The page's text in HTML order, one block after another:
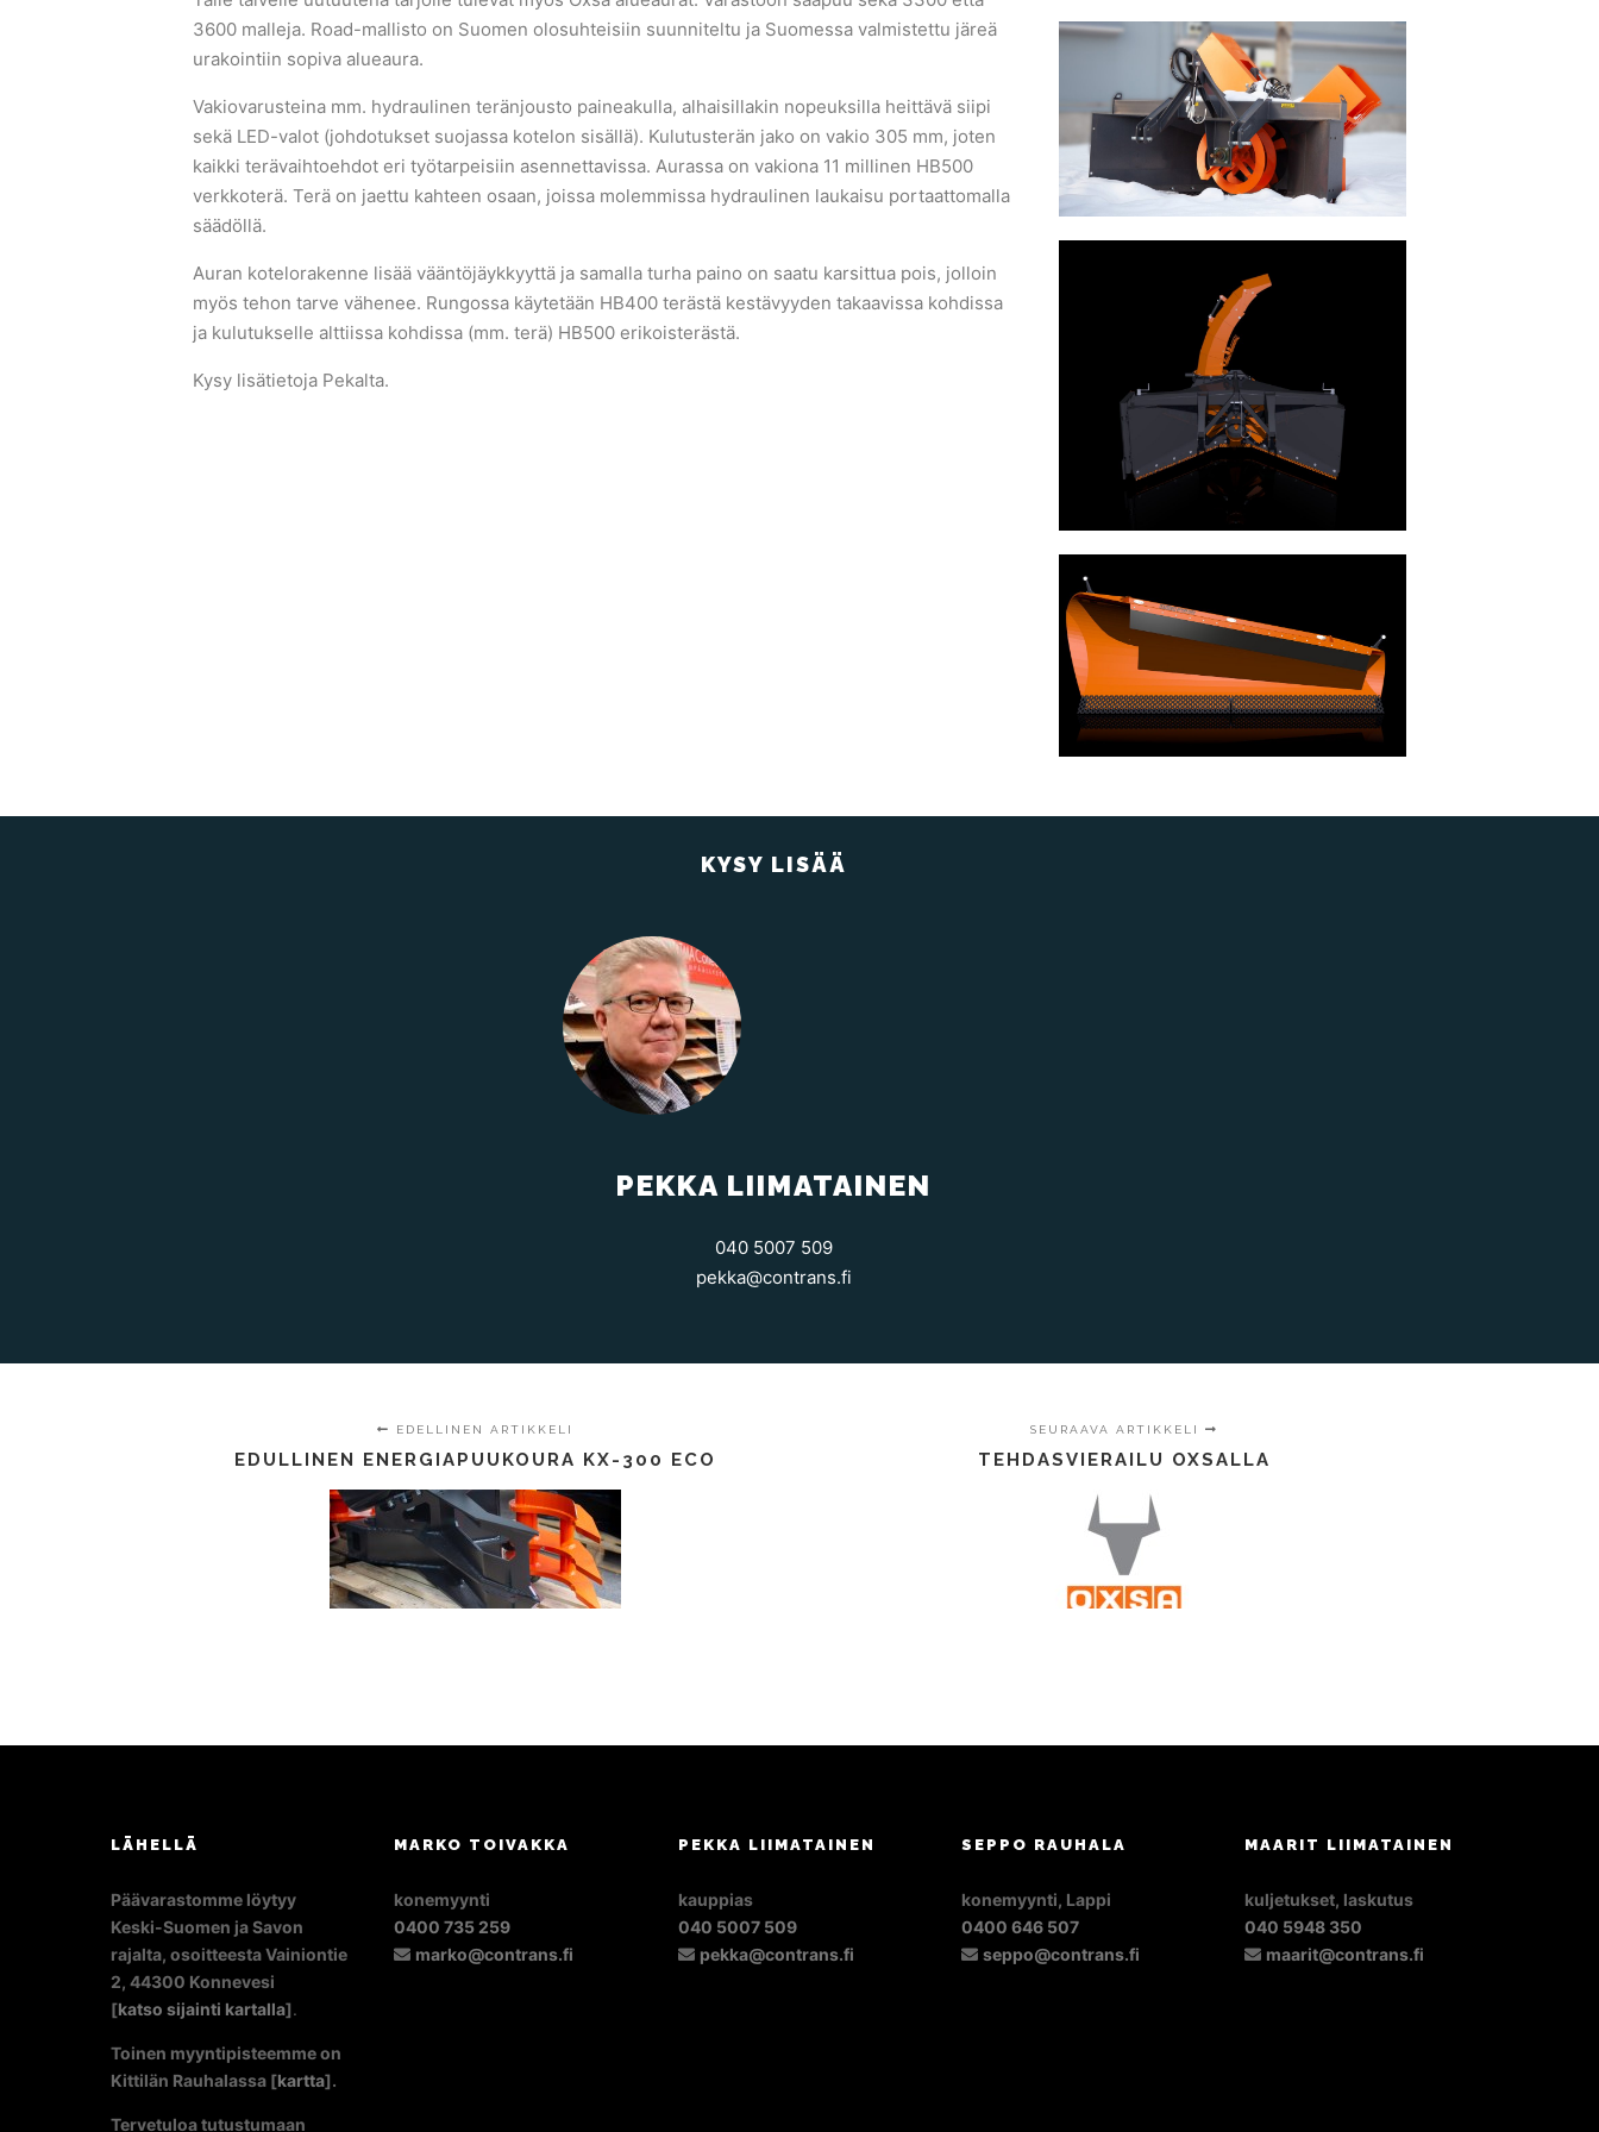
3600 malleja. Road-mallisto on Suomen olosuhteisiin suunniteltu ja Suomessa valmistettu järeä
urakointiin sopiva alueaura.
Vakiovarusteina mm. hydraulinen teränjousto paineakulla, alhaisillakin nopeuksilla heittävä siipi
sekä LED-valot (johdotukset suojassa kotelon sisällä). Kulutusterän jako on vakio 305 mm, joten
kaikki terävaihtoehdot eri työtarpeisiin asennettavissa. Aurassa on vakiona 11 millinen HB500
verkkoterä. Terä on jaettu kahteen osaan, joissa molemmissa hydraulinen laukaisu portaattomalla
säädöllä.
Auran kotelorakenne lisää vääntöjäykkyyttä ja samalla turha paino on saatu karsittua pois, jolloin
myös tehon tarve vähenee. Rungossa käytetään HB400 terästä kestävyyden takaavissa kohdissa
ja kulutukselle alttiissa kohdissa (mm. terä) HB500 erikoisterästä.
Kysy lisätietoja Pekalta.
KYSY LISÄÄ
PEKKA LIIMATAINEN
040 5007 509
pekka@contrans.fi
EDELLINEN ARTIKKELI
EDULLINEN ENERGIAPUUKOURA KX-300 ECO
SEURAAVA ARTIKKELI
TEHDASVIERAILU OXSALLA
LÄHELLÄ
Päävarastomme löytyy
Keski-Suomen ja Savon
rajalta, osoitteesta Vainiontie
2, 44300 Konnevesi
[katso sijainti kartalla].
Toinen myyntipisteemme on
Kittilän Rauhalassa [kartta].
Tervetuloa tutustumaan
MARKO TOIVAKKA
konemyynti
0400 735 259
marko@contrans.fi
PEKKA LIIMATAINEN
kauppias
040 5007 509
pekka@contrans.fi
SEPPO RAUHALA
konemyynti, Lappi
0400 646 507
seppo@contrans.fi
MAARIT LIIMATAINEN
kuljetukset, laskutus
040 5948 350
maarit@contrans.fi